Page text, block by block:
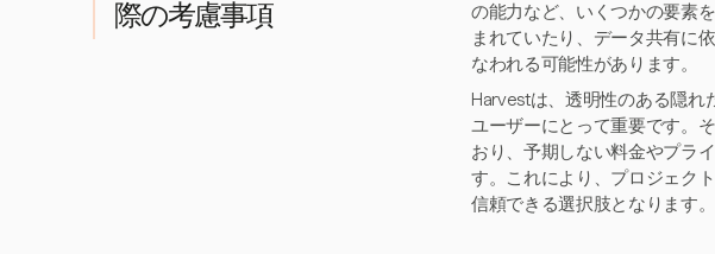
際の考慮事項
の能力など、いくつかの要素
まれていたり、データ共有に
なわれる可能性があります。
Harvestは、透明性のある隠
ユーザーにとって重要です。
おり、予期しない料金やプラ
す。これにより、プロジェク
信頼できる選択肢となります。